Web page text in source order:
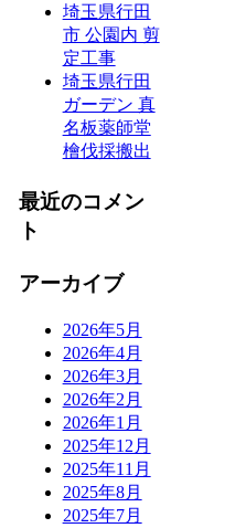
埼玉県行田
市 公園内 剪
定工事
埼玉県行田
ガーデン 真
名板薬師堂
檜伐採搬出
最近のコメン
ト
アーカイブ
2026年5月
2026年4月
2026年3月
2026年2月
2026年1月
2025年12月
2025年11月
2025年8月
2025年7月